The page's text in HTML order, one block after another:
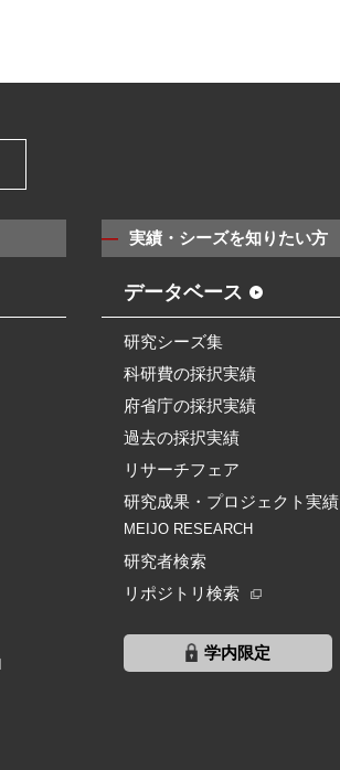
実績・シーズを知りたい方
データベース
研究シーズ集
科研費の採択実績
府省庁の採択実績
過去の採択実績
リサーチフェア
研究成果・プロジェクト実績
MEIJO RESEARCH
研究者検索
リポジトリ検索
学内限定